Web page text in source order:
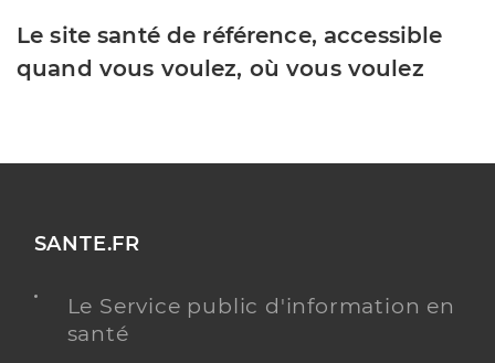
Le site santé de référence, accessible
quand vous voulez, où vous voulez
SANTE.FR
Le Service public d'information en
santé